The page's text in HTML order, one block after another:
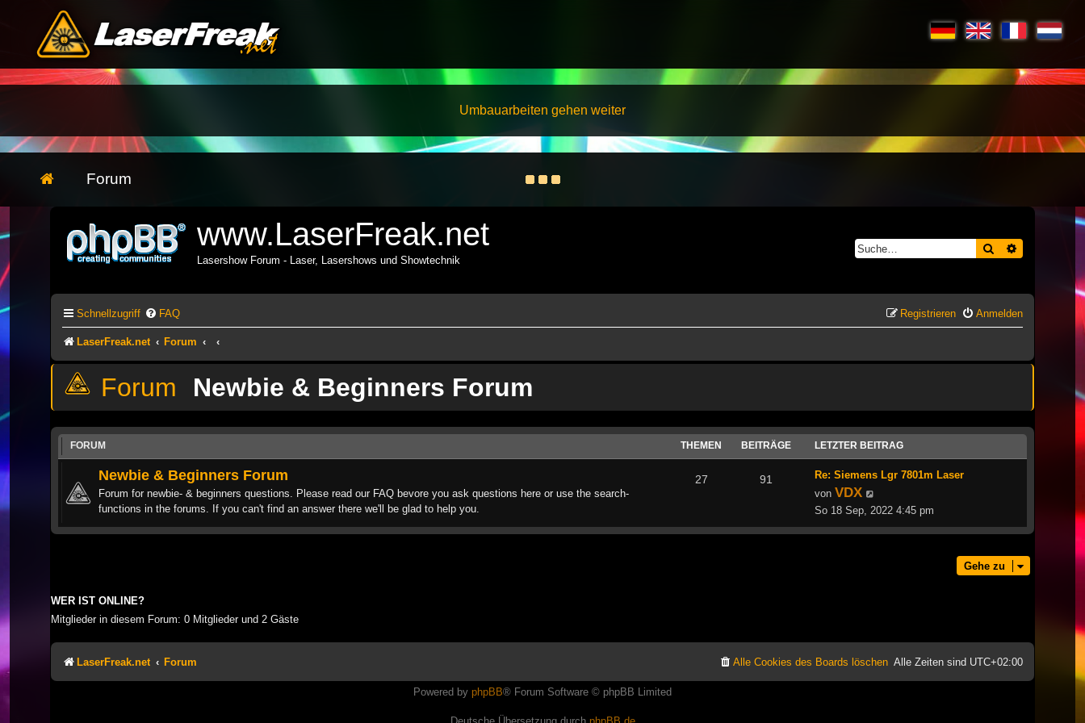
Umbauarbeiten gehen weiter
Forum
www.LaserFreak.net
Lasershow Forum - Laser, Lasershows und Showtechnik
Suche
Schnellzugriff FAQ Anmelden
Registrieren
LaserFreak.net Forum
Newbie & Beginners Forum
FORUM THEMEN BEITRÄGE LETZTER BEITRAG
Newbie & Beginners Forum
Forum for newbie- & beginners questions. Please read our FAQ bevore you ask questions here or use the search-
functions in the forums. If you can't find an answer there we'll be glad to help you.
27 91
Re: Siemens Lgr 7801m Laser
von VDX
Beitrag
So 18 Sep, 2022 4:45 pm
Gehe zu
WER IST ONLINE?
Mitglieder in diesem Forum: 0 Mitglieder und 2 Gäste
LaserFreak.net Forum Alle Zeiten sind UTC+02:00
Alle Cookies des Boards löschen
Powered by phpBB® Forum Software © phpBB Limited